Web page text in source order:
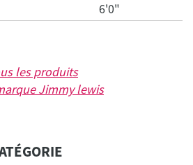
6'0"
les produits
Jimmy lewis